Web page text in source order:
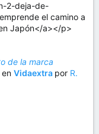
2-deja-de-
el camino a
Japón</a></p>
de la marca
Vidaextra por R.